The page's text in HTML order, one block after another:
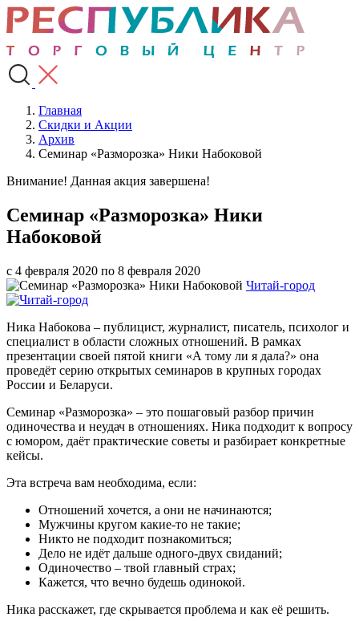
Главная
Скидки и Акции
Архив
Семинар «Разморозка» Ники Набоковой
Внимание! Данная акция завершена!
Семинар «Разморозка» Ники
Набоковой
с 4 февраля 2020 по 8 февраля 2020
Читай-город
Ника Набокова – публицист, журналист, писатель, психолог и
специалист в области сложных отношений. В рамках
презентации своей пятой книги «А тому ли я дала?» она
проведёт серию открытых семинаров в крупных городах
России и Беларуси.
Семинар «Разморозка» – это пошаговый разбор причин
одиночества и неудач в отношениях. Ника подходит к вопросу
с юмором, даёт практические советы и разбирает конкретные
кейсы.
Эта встреча вам необходима, если:
Отношений хочется, а они не начинаются;
Мужчины кругом какие-то не такие;
Никто не подходит познакомиться;
Дело не идёт дальше одного-двух свиданий;
Одиночество – твой главный страх;
Кажется, что вечно будешь одинокой.
Ника расскажет, где скрывается проблема и как её решить.